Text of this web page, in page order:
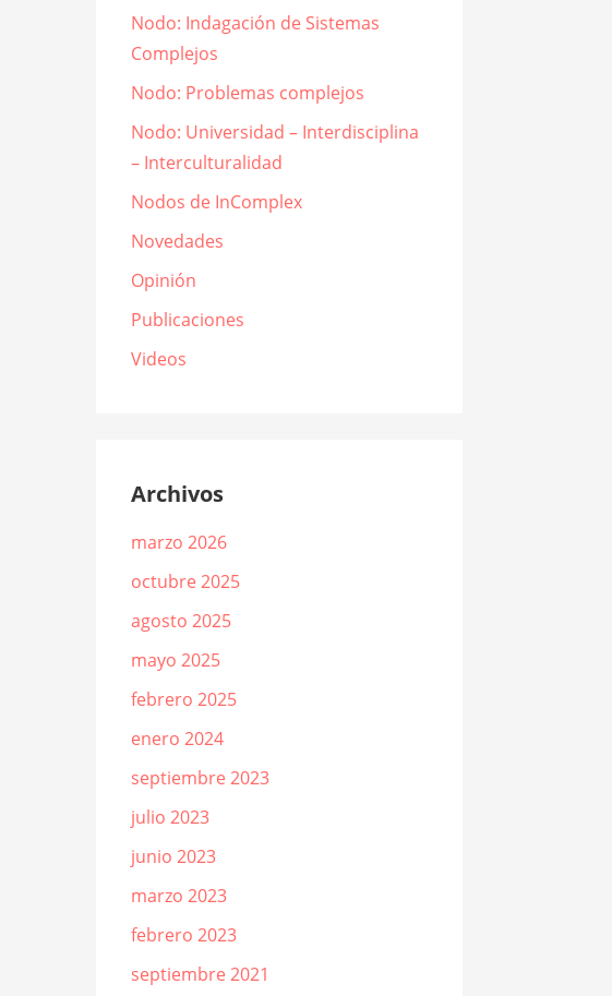
Nodo: Indagación de Sistemas
Complejos
Nodo: Problemas complejos
Nodo: Universidad – Interdisciplina
– Interculturalidad
Nodos de InComplex
Novedades
Opinión
Publicaciones
Videos
Archivos
marzo 2026
octubre 2025
agosto 2025
mayo 2025
febrero 2025
enero 2024
septiembre 2023
julio 2023
junio 2023
marzo 2023
febrero 2023
septiembre 2021